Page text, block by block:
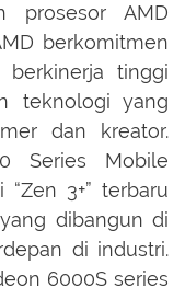
prosesor AMD
berkomitmen
tinggi
teknologi yang
dan kreator.
Series Mobile
3+” terbaru
dibangun di
di industri.
6000S series